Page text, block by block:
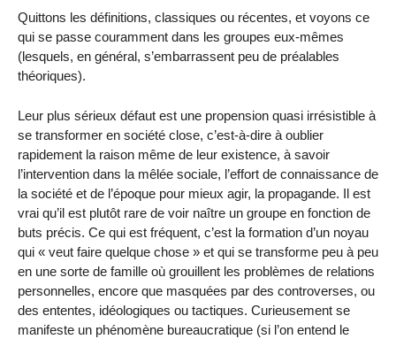
Quittons les définitions, classiques ou récentes, et voyons ce
qui se passe couramment dans les groupes eux-mêmes
(lesquels, en général, s’embarrassent peu de préalables
théoriques).
Leur plus sérieux défaut est une propension quasi irrésistible à
se transformer en société close, c’est-à-dire à oublier
rapidement la raison même de leur existence, à savoir
l’intervention dans la mêlée sociale, l’effort de connaissance de
la société et de l’époque pour mieux agir, la propagande. Il est
vrai qu’il est plutôt rare de voir naître un groupe en fonction de
buts précis. Ce qui est fréquent, c’est la formation d’un noyau
qui « veut faire quelque chose » et qui se transforme peu à peu
en une sorte de famille où grouillent les problèmes de relations
personnelles, encore que masquées par des controverses, ou
des ententes, idéologiques ou tactiques. Curieusement se
manifeste un phénomène bureaucratique (si l’on entend le